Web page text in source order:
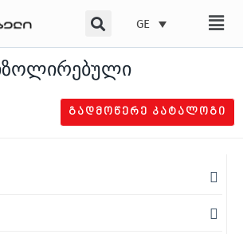
GE
ᲒᲐᲓᲛᲝᲬᲔᲠᲔ ᲙᲐᲢᲐᲚᲝᲒᲘ